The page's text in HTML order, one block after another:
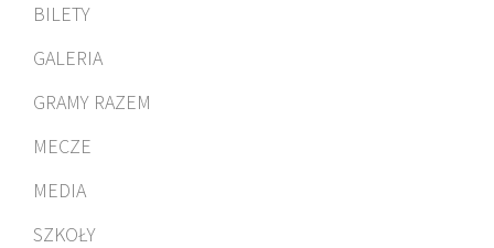
BILETY
GALERIA
GRAMY RAZEM
MECZE
MEDIA
SZKOŁY